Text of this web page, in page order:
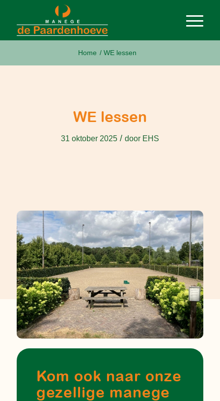
Home / WE lessen
WE lessen
31 oktober 2025 / door EHS
Kom ook naar onze
gezellige manege